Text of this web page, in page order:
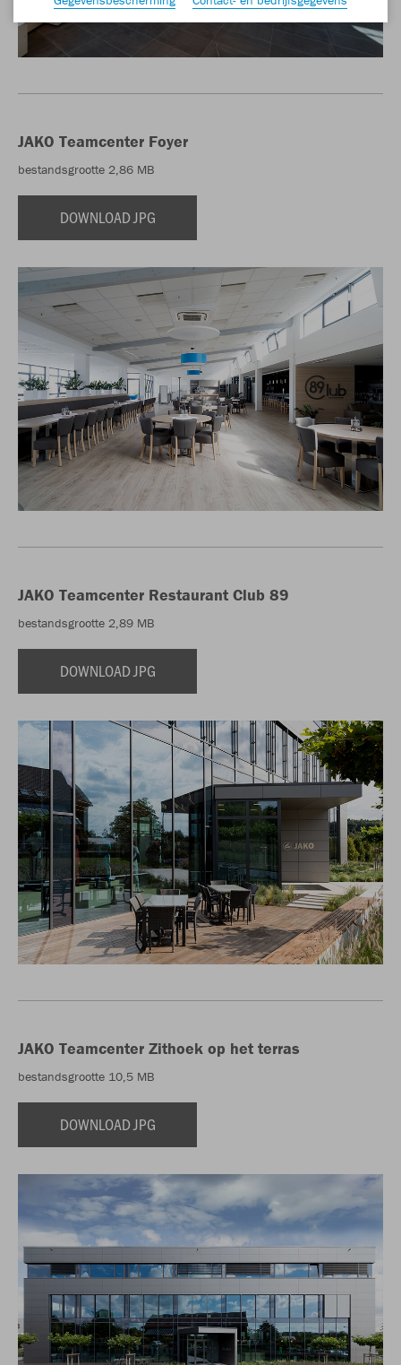
JAKO Teamcenter Foyer
bestandsgrootte 2,86 MB
DOWNLOAD JPG
JAKO Teamcenter Restaurant Club 89
bestandsgrootte 2,89 MB
DOWNLOAD JPG
JAKO Teamcenter Zithoek op het terras
bestandsgrootte 10,5 MB
DOWNLOAD JPG